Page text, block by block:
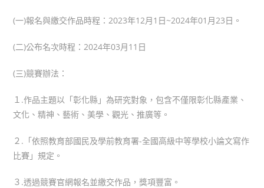
(一)報名與繳交作品時程：2023年12月1日~2024年01月23日。
(二)公布名次時程：2024年03月11日
(三)競賽辦法：
１.作品主題以「彰化縣」為研究對象，包含不僅限彰化縣產業、
文化、精神、藝術、美學、觀光、推廣等。
２.「依照教育部國民及學前教育署-全國高級中等學校小論文寫作
比賽」規定。
３.透過競賽官網報名並繳交作品，獎項豐富。